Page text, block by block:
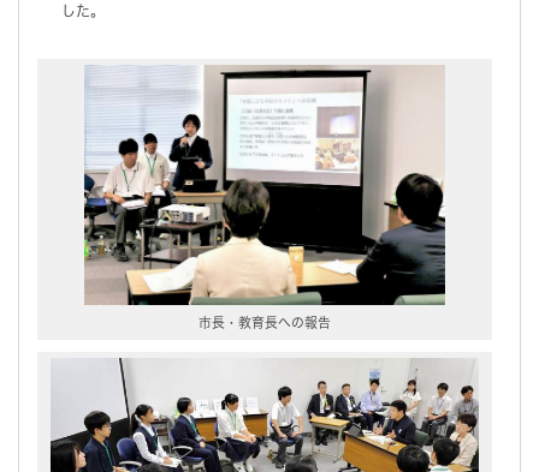
した。
市長・教育長への報告